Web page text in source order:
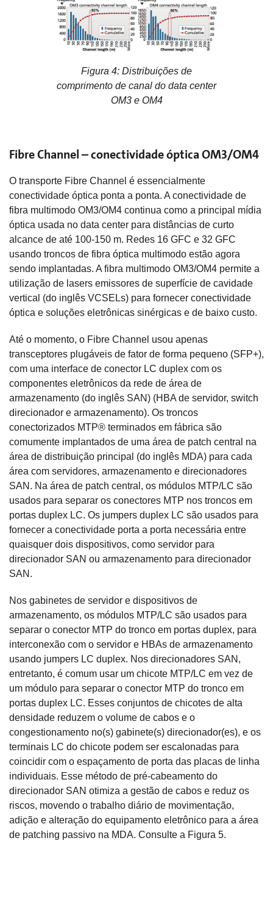
Figura 4: Distribuições de
comprimento de canal do data center
OM3 e OM4
Fibre Channel – conectividade óptica OM3/OM4
O transporte Fibre Channel é essencialmente
conectividade óptica ponta a ponta. A conectividade de
fibra multimodo OM3/OM4 continua como a principal mídia
óptica usada no data center para distâncias de curto
alcance de até 100-150 m. Redes 16 GFC e 32 GFC
usando troncos de fibra óptica multimodo estão agora
sendo implantadas. A fibra multimodo OM3/OM4 permite a
utilização de lasers emissores de superfície de cavidade
vertical (do inglês VCSELs) para fornecer conectividade
óptica e soluções eletrônicas sinérgicas e de baixo custo.
Até o momento, o Fibre Channel usou apenas
transceptores plugáveis de fator de forma pequeno (SFP+),
com uma interface de conector LC duplex com os
componentes eletrônicos da rede de área de
armazenamento (do inglês SAN) (HBA de servidor, switch
direcionador e armazenamento). Os troncos
conectorizados MTP® terminados em fábrica são
comumente implantados de uma área de patch central na
área de distribuição principal (do inglês MDA) para cada
área com servidores, armazenamento e direcionadores
SAN. Na área de patch central, os módulos MTP/LC são
usados para separar os conectores MTP nos troncos em
portas duplex LC. Os jumpers duplex LC são usados para
fornecer a conectividade porta a porta necessária entre
quaisquer dois dispositivos, como servidor para
direcionador SAN ou armazenamento para direcionador
SAN.
Nos gabinetes de servidor e dispositivos de
armazenamento, os módulos MTP/LC são usados para
separar o conector MTP do tronco em portas duplex, para
interconexão com o servidor e HBAs de armazenamento
usando jumpers LC duplex. Nos direcionadores SAN,
entretanto, é comum usar um chicote MTP/LC em vez de
um módulo para separar o conector MTP do tronco em
portas duplex LC. Esses conjuntos de chicotes de alta
densidade reduzem o volume de cabos e o
congestionamento no(s) gabinete(s) direcionador(es), e os
terminais LC do chicote podem ser escalonadas para
coincidir com o espaçamento de porta das placas de linha
individuais. Esse método de pré-cabeamento do
direcionador SAN otimiza a gestão de cabos e reduz os
riscos, movendo o trabalho diário de movimentação,
adição e alteração do equipamento eletrônico para a área
de patching passivo na MDA. Consulte a Figura 5.